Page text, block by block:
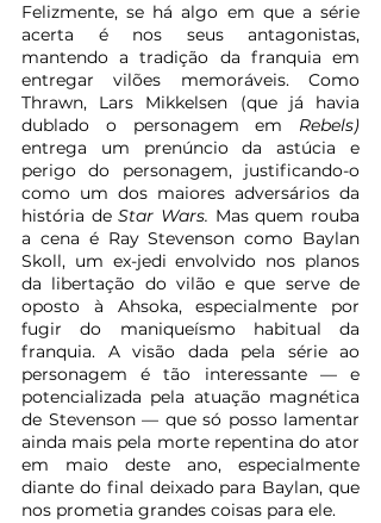
Felizmente, se há algo em que a série
acerta é nos seus antagonistas,
mantendo a tradição da franquia em
entregar vilões memoráveis. Como
Thrawn, Lars Mikkelsen (que já havia
dublado o personagem em
entrega um prenúncio da astúcia e
perigo do personagem, justificando-o
como um dos maiores adversários da
história de Star Wars. Mas quem rouba
a cena é Ray Stevenson como Baylan
Skoll, um ex-jedi envolvido nos planos
da libertação do vilão e que serve de
oposto à Ahsoka, especialmente por
fugir do maniqueísmo habitual da
franquia. A visão dada pela série ao
personagem é tão interessante — e
potencializada pela atuação magnética
de Stevenson — que só posso lamentar
ainda mais pela morte repentina do ator
em maio deste ano, especialmente
diante do final deixado para Baylan, que
nos prometia grandes coisas para ele.